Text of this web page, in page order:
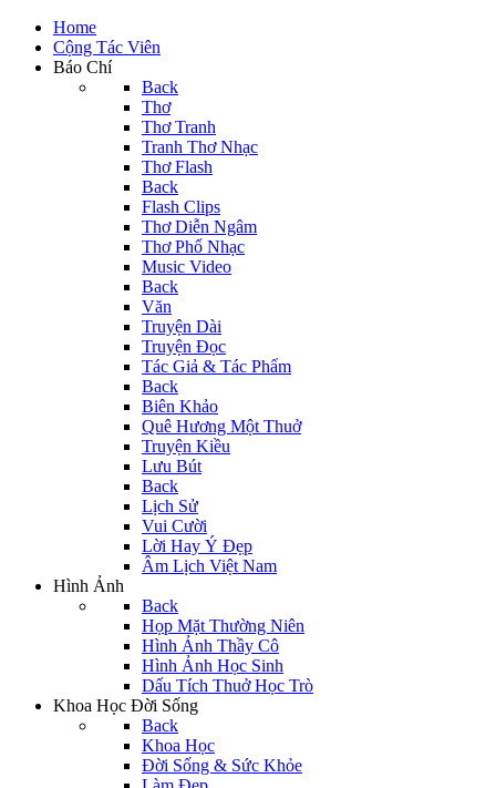
Home
Cộng Tác Viên
Báo Chí
Back
Thơ
Thơ Tranh
Tranh Thơ Nhạc
Thơ Flash
Back
Flash Clips
Thơ Diễn Ngâm
Thơ Phổ Nhạc
Music Video
Back
Văn
Truyện Dài
Truyện Đọc
Tác Giả & Tác Phẩm
Back
Biên Khảo
Quê Hương Một Thuở
Truyện Kiều
Lưu Bút
Back
Lịch Sử
Vui Cười
Lời Hay Ý Đẹp
Âm Lịch Việt Nam
Hình Ảnh
Back
Họp Mặt Thường Niên
Hình Ảnh Thầy Cô
Hình Ảnh Học Sinh
Dấu Tích Thuở Học Trò
Khoa Học Đời Sống
Back
Khoa Học
Đời Sống & Sức Khỏe